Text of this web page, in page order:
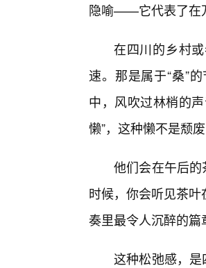
隐喻——它代表了在
在四川的乡村
速。那是属于“桑”
中，风吹过林梢的
懒”，这种懒不是颓
他们会在午后
时候，你会听见茶
奏里最令人沉醉的篇
这种松弛感，